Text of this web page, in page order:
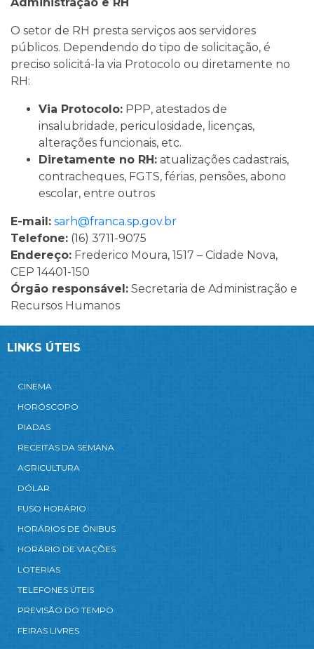
O setor de RH presta serviços aos servidores
públicos. Dependendo do tipo de solicitação, é
preciso solicitá-la via Protocolo ou diretamente no
RH:
Via Protocolo: PPP, atestados de
insalubridade, periculosidade, licenças,
alterações funcionais, etc.
Diretamente no RH: atualizações cadastrais,
contracheques, FGTS, férias, pensões, abono
escolar, entre outros
E-mail: sarh@franca.sp.gov.br
Telefone: (16) 3711-9075
Endereço: Frederico Moura, 1517 – Cidade Nova,
CEP 14401-150
Órgão responsável: Secretaria de Administração e
Recursos Humanos
LINKS ÚTEIS
CINEMA
HORÓSCOPO
PIADAS
RECEITAS DA SEMANA
AGRICULTURA
DÓLAR
FUSO HORÁRIO
HORÁRIOS DE ÔNIBUS
HORÁRIO DE VIAÇÕES
LOTERIAS
TELEFONES ÚTEIS
PREVISÃO DO TEMPO
FEIRAS LIVRES